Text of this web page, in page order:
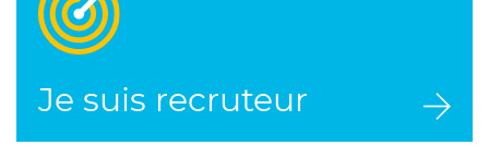
Je suis recruteur